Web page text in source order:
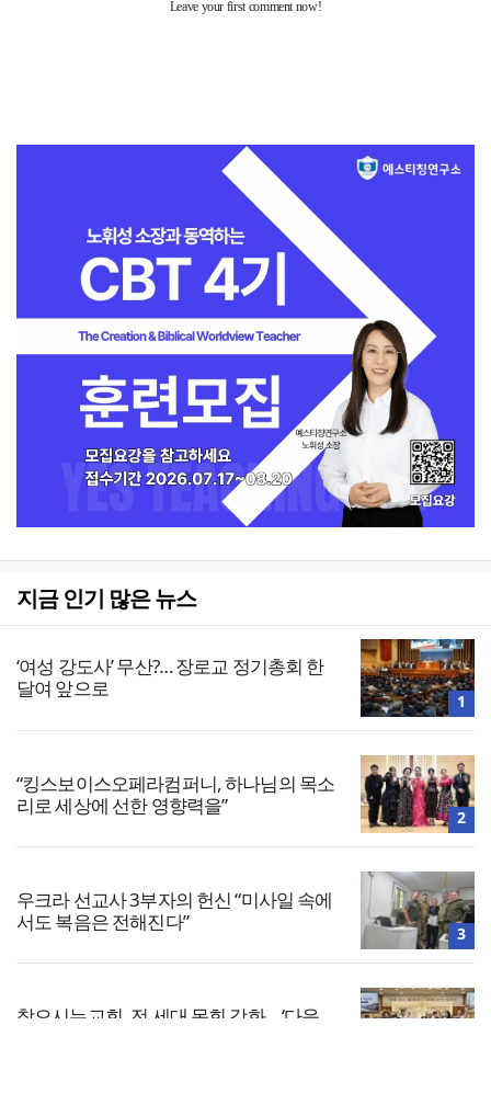
지금 인기 많은 뉴스
‘여성 강도사’ 무산?… 장로교 정기총회 한
달여 앞으로
1
“킹스보이스오페라컴퍼니, 하나님의 목소
리로 세상에 선한 영향력을”
2
우크라 선교사 3부자의 헌신 “미사일 속에
서도 복음은 전해진다”
3
찾으시는교회, 전 세대 목회 강화… ‘다음